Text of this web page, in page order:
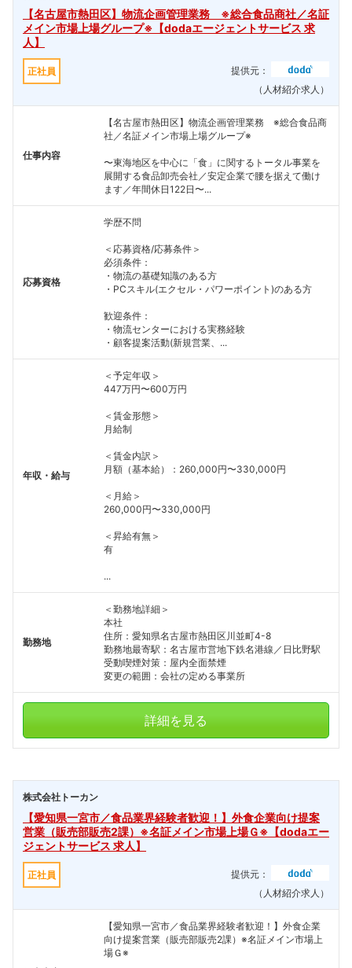
【名古屋市熱田区】物流企画管理業務 ※総合食品商社／名証
メイン市場上場グループ※【dodaエージェントサービス 求
人】
正社員
提供元：
（人材紹介求人）
仕事内容
【名古屋市熱田区】物流企画管理業務 ※総合食品商
社／名証メイン市場上場グループ※
〜東海地区を中心に「食」に関するトータル事業を
展開する食品卸売会社／安定企業で腰を据えて働け
ます／年間休日122日〜...
応募資格
学歴不問
＜応募資格/応募条件＞
必須条件：
・物流の基礎知識のある方
・PCスキル(エクセル・パワーポイント)のある方
歓迎条件：
・物流センターにおける実務経験
・顧客提案活動(新規営業、...
年収・給与
＜予定年収＞
447万円〜600万円
＜賃金形態＞
月給制
＜賃金内訳＞
月額（基本給）：260,000円〜330,000円
＜月給＞
260,000円〜330,000円
＜昇給有無＞
有
...
勤務地
＜勤務地詳細＞
本社
住所：愛知県名古屋市熱田区川並町4-8
勤務地最寄駅：名古屋市営地下鉄名港線／日比野駅
受動喫煙対策：屋内全面禁煙
変更の範囲：会社の定める事業所
詳細を見る
株式会社トーカン
【愛知県一宮市／食品業界経験者歓迎！】外食企業向け提案
営業（販売部販売2課）※名証メイン市場上場Ｇ※【dodaエー
ジェントサービス 求人】
正社員
提供元：
（人材紹介求人）
【愛知県一宮市／食品業界経験者歓迎！】外食企業
向け提案営業（販売部販売2課）※名証メイン市場上
場Ｇ※